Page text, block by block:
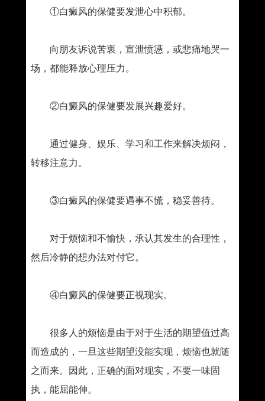
①白癜风的保健要发泄心中积郁。
向朋友诉说苦衷，宣泄愤懑，或悲痛地哭一
场，都能释放心理压力。
②白癜风的保健要发展兴趣爱好。
通过健身、娱乐、学习和工作来解决烦闷，
转移注意力。
③白癜风的保健要遇事不慌，稳妥善待。
对于烦恼和不愉快，承认其发生的合理性，
然后冷静的想办法对付它。
④白癜风的保健要正视现实。
很多人的烦恼是由于对于生活的期望值过高
而造成的，一旦这些期望没能实现，烦恼也就随
之而来。因此，正确的面对现实，不要一味固
执，能屈能伸。